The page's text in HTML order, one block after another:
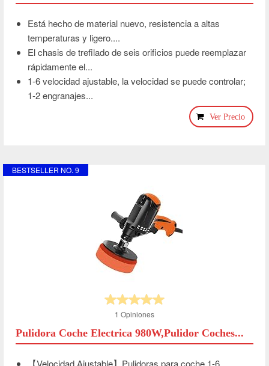
Está hecho de material nuevo, resistencia a altas
temperaturas y ligero....
El chasis de trefilado de seis orificios puede reemplazar
rápidamente el...
1-6 velocidad ajustable, la velocidad se puede controlar;
1-2 engranajes...
Ver Precio
BESTSELLER NO. 9
1 Opiniones
Pulidora Coche Electrica 980W,Pulidor Coches...